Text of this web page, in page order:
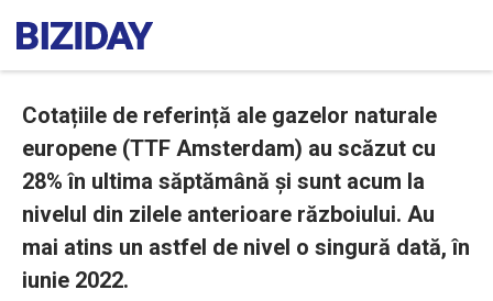
Cotațiile de referință ale gazelor naturale
europene (TTF Amsterdam) au scăzut cu
28% în ultima săptămână și sunt acum la
nivelul din zilele anterioare războiului. Au
mai atins un astfel de nivel o singură dată, în
iunie 2022.